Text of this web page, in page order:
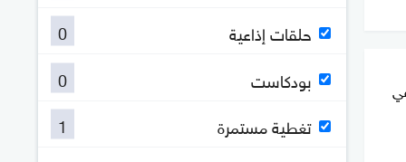
حلقات إذاعية
0
بودكاست
0
تغطية مستمرة
1